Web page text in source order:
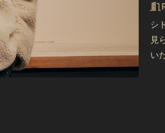
シ
見
い